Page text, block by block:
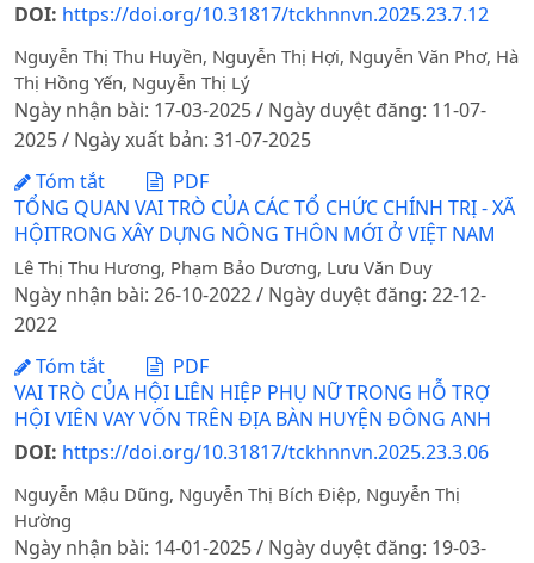
DOI: https://doi.org/10.31817/tckhnnvn.2025.23.7.12
Nguyễn Thị Thu Huyền, Nguyễn Thị Hợi, Nguyễn Văn Phơ, Hà
Thị Hồng Yến, Nguyễn Thị Lý
Ngày nhận bài: 17-03-2025 / Ngày duyệt đăng: 11-07-
2025 / Ngày xuất bản: 31-07-2025
Tóm tắt
PDF
TỔNG QUAN VAI TRÒ CỦA CÁC TỔ CHỨC CHÍNH TRỊ - XÃ
HỘITRONG XÂY DỰNG NÔNG THÔN MỚI Ở VIỆT NAM
Lê Thị Thu Hương, Phạm Bảo Dương, Lưu Văn Duy
Ngày nhận bài: 26-10-2022 / Ngày duyệt đăng: 22-12-
2022
Tóm tắt
PDF
VAI TRÒ CỦA HỘI LIÊN HIỆP PHỤ NỮ TRONG HỖ TRỢ
HỘI VIÊN VAY VỐN TRÊN ĐỊA BÀN HUYỆN ĐÔNG ANH
DOI: https://doi.org/10.31817/tckhnnvn.2025.23.3.06
Nguyễn Mậu Dũng, Nguyễn Thị Bích Điệp, Nguyễn Thị
Hường
Ngày nhận bài: 14-01-2025 / Ngày duyệt đăng: 19-03-